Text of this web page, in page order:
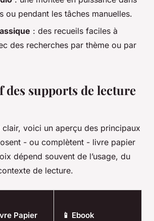
ou pendant les tâches manuelles.
: des recueils faciles à
des recherches par thème ou par
des supports de lecture
voici un aperçu des principaux
- ou complètent - livre papier
dépend souvent de l’usage, du
de lecture.
Papier 📱 Ebook